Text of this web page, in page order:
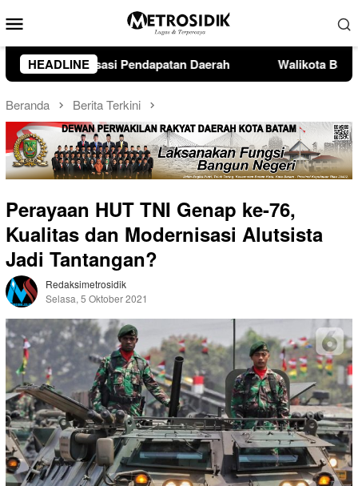
ke
kontenMobile
HEADLINEWalikota Batam Open Karate Championship II
Beranda Berita Terkini
Perayaan HUT TNI Genap ke-76,
Kualitas dan Modernisasi Alutsista
Jadi Tantangan?
Redaksimetrosidik
Selasa, 5 Oktober 2021